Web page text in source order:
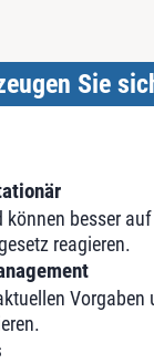
Sie
besser
reagieren.
Vorgaben